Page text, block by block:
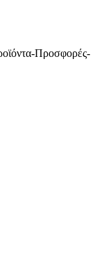
Προσφορές-